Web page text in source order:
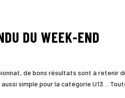
DU WEEK-END
de bons résultats sont à retenir
simple pour la catégorie U13…